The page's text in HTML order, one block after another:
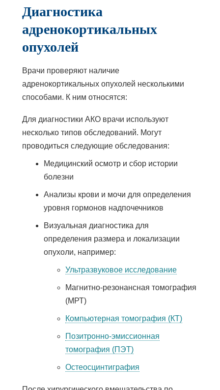
Диагностика
адренокортикальных
опухолей
Врачи проверяют наличие
адренокортикальных опухолей несколькими
способами. К ним относятся:
Для диагностики АКО врачи используют
несколько типов обследований. Могут
проводиться следующие обследования:
Медицинский осмотр и сбор истории
болезни
Анализы крови и мочи для определения
уровня гормонов надпочечников
Визуальная диагностика для
определения размера и локализации
опухоли, например:
Ультразвуковое исследование
Магнитно-резонансная томография
(МРТ)
Компьютерная томография (КТ)
Позитронно-эмиссионная
томография (ПЭТ)
Остеосцинтиграфия